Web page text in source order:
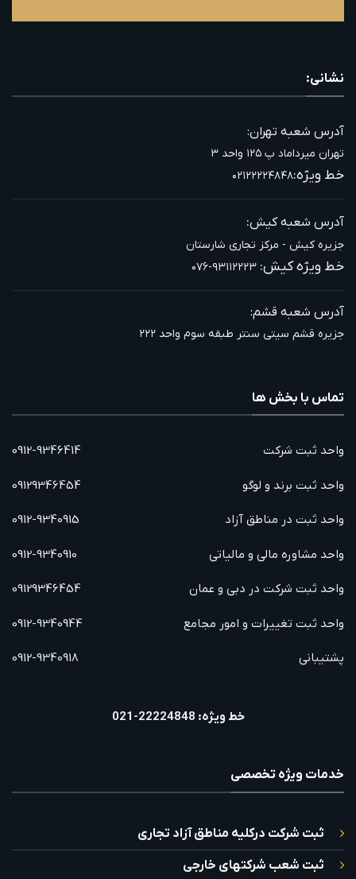
نشانی:
آدرس شعبه تهران:
تهران میرداماد پ ۱۲۵ واحد ۳
خط ویژه:۰۲۱۲۲۲۲۴۸۴۸
آدرس شعبه کیش:
جزیره کیش - مرکز تجاری شارستان
خط ویژه کیش: ۰۷۶-۹۳۱۱۲۲۲۳
آدرس شعبه قشم:
جزیره قشم سیتی سنتر طبقه سوم واحد ۲۲۲
تماس با بخش ها
واحد ثبت شرکت
واحد ثبت برند و لوگو
واحد ثبت در مناطق آزاد
واحد مشاوره مالی و مالیاتی
واحد ثبت شرکت در دبی و عمان
واحد ثبت تغییرات و امور مجامع
پشتیبانی
0912-9346414
09129346454
0912-9340915
0912-9340910
09129346454
0912-9340944
0912-9340918
خط ویژه: 22224848-021
خدمات ویژه تخصصی
ثبت شرکت درکلیه مناطق آزاد تجاری
ثبت شعب شرکتهای خارجی